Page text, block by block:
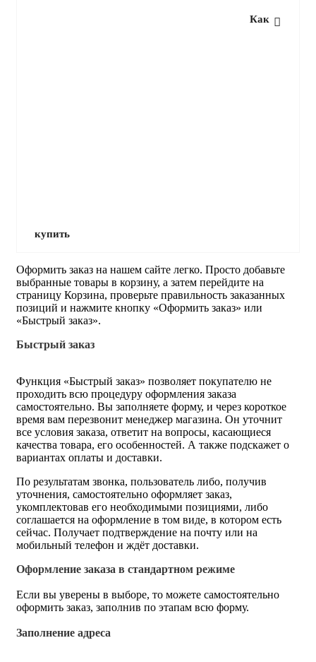
Как
купить
Оформить заказ на нашем сайте легко. Просто добавьте
выбранные товары в корзину, а затем перейдите на
страницу Корзина, проверьте правильность заказанных
позиций и нажмите кнопку «Оформить заказ» или
«Быстрый заказ».
Быстрый заказ
Функция «Быстрый заказ» позволяет покупателю не
проходить всю процедуру оформления заказа
самостоятельно. Вы заполняете форму, и через короткое
время вам перезвонит менеджер магазина. Он уточнит
все условия заказа, ответит на вопросы, касающиеся
качества товара, его особенностей. А также подскажет о
вариантах оплаты и доставки.
По результатам звонка, пользователь либо, получив
уточнения, самостоятельно оформляет заказ,
укомплектовав его необходимыми позициями, либо
соглашается на оформление в том виде, в котором есть
сейчас. Получает подтверждение на почту или на
мобильный телефон и ждёт доставки.
Оформление заказа в стандартном режиме
Если вы уверены в выборе, то можете самостоятельно
оформить заказ, заполнив по этапам всю форму.
Заполнение адреса